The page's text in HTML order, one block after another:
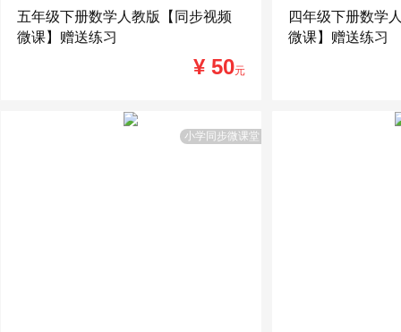
五年级下册数学人教版【同步视频
微课】赠送练习
¥ 50元
四年级下册数学
微课】赠送练习
小学同步微课堂